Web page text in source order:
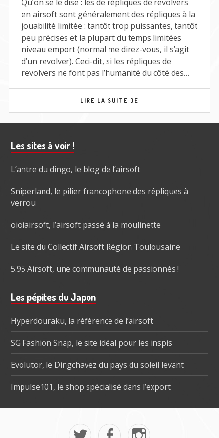
Qu’on se le dise : les de répliques de revolvers
en airsoft sont généralement des répliques à la
jouabilité limitée : tantôt trop puissantes, tantôt
peu précises et la plupart du temps limitées
niveau emport (normal me direz-vous, il s’agit
d’un revolver). Ceci-dit, si les répliques de
revolvers ne font pas l’humanité du côté des…
LIRE LA SUITE DE
Barre
subsidiaire
Les sites à voir !
L’antre du dingo, le blog de l’airsoft
Sniperland, le pilier francophone des répliques à
verrou
oioiairsoft, l’airsoft passé à la moulinette
Le site du Collectif Airsoft Région Toulousaine
5.95 Airsoft, une communauté de passionnés !
Les pépites du Japon
Hyperdouraku, la référence de l’airsoft
SG Fashion Snap, le site idéal pour les inspis
Evolutor, le Dingchavez du pays du soleil levant
Impulse101, le shop spécialisé dans l’export
Mon
La
Mon